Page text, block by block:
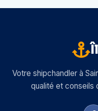
Votre shipchandler à
qualité et conseils